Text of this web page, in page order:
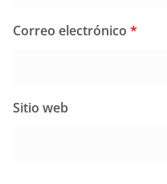
Correo electrónico *
Sitio web